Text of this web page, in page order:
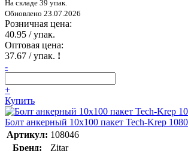
На складе 39 упак.
Обновлено 23.07.2026
Розничная цена:
40.95 / упак.
Оптовая цена:
37.67 / упак. !
-
+
Купить
Болт анкерный 10х100 пакет Tech-Krep
Артикул: 108046
Бренд:
Zitar